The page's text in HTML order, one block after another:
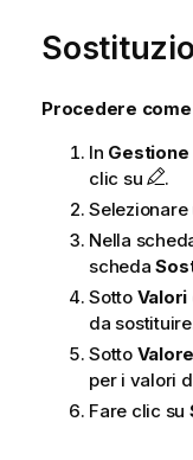
Procedere
In Gestione
clic su
.
Nella
scheda
Sotto
da
Sotto
per i valori
Fare clic su